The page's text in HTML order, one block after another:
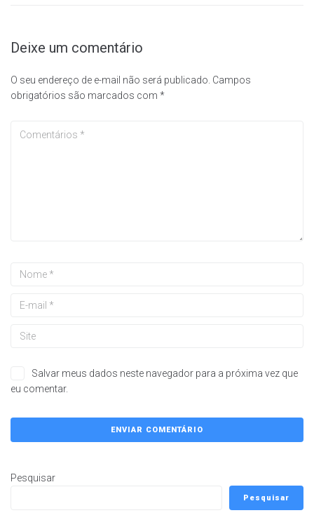
Deixe um comentário
O seu endereço de e-mail não será publicado. Campos
obrigatórios são marcados com *
Salvar meus dados neste navegador para a próxima vez que
eu comentar.
Pesquisar
Pesquisar